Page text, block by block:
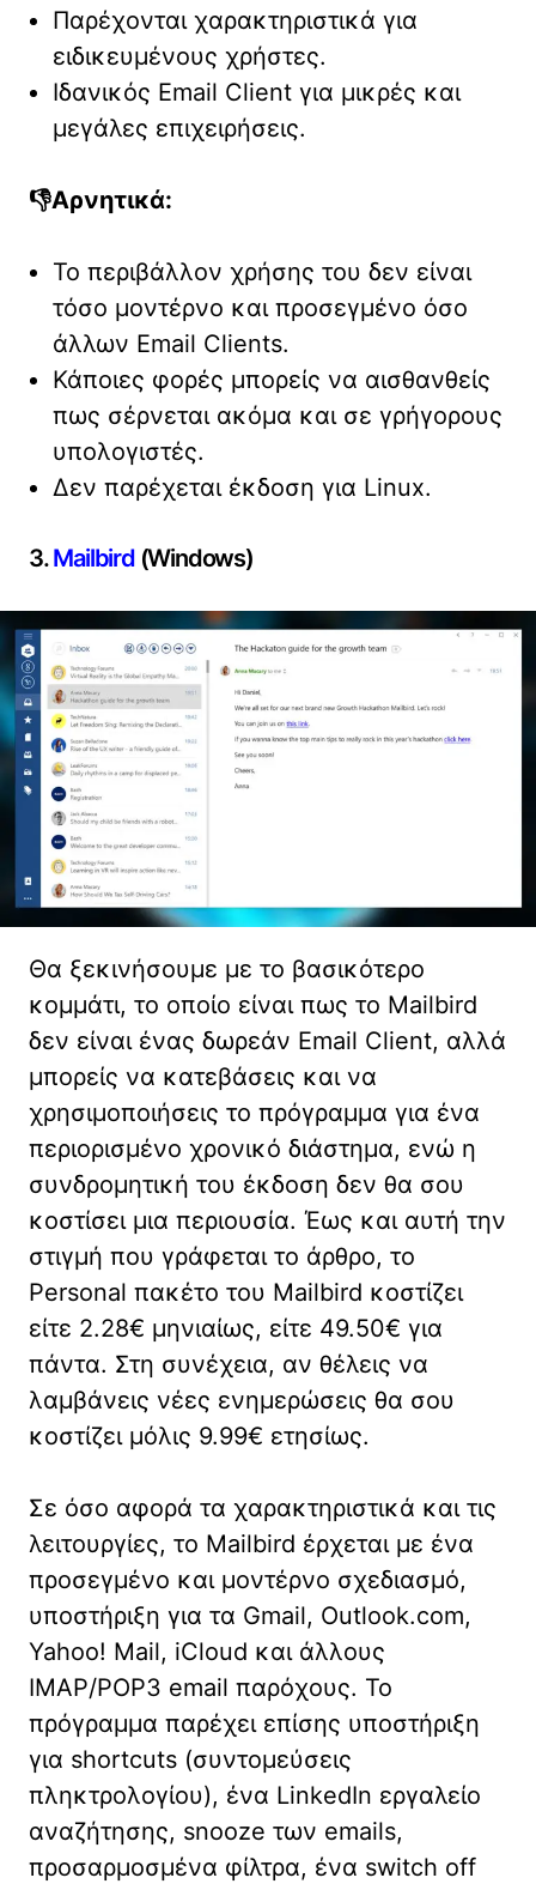
Παρέχονται χαρακτηριστικά για
ειδικευμένους χρήστες.
Ιδανικός Email Client για μικρές και
μεγάλες επιχειρήσεις.
👎Αρνητικά:
Το περιβάλλον χρήσης του δεν είναι
τόσο μοντέρνο και προσεγμένο όσο
άλλων Email Clients.
Κάποιες φορές μπορείς να αισθανθείς
πως σέρνεται ακόμα και σε γρήγορους
υπολογιστές.
Δεν παρέχεται έκδοση για Linux.
3.Mailbird (Windows)
Θα ξεκινήσουμε με το βασικότερο
κομμάτι, το οποίο είναι πως το Mailbird
δεν είναι ένας δωρεάν Email Client, αλλά
μπορείς να κατεβάσεις και να
χρησιμοποιήσεις το πρόγραμμα για ένα
περιορισμένο χρονικό διάστημα, ενώ η
συνδρομητική του έκδοση δεν θα σου
κοστίσει μια περιουσία. Έως και αυτή την
στιγμή που γράφεται το άρθρο, το
Personal πακέτο του Mailbird κοστίζει
είτε 2.28€ μηνιαίως, είτε 49.50€ για
πάντα. Στη συνέχεια, αν θέλεις να
λαμβάνεις νέες ενημερώσεις θα σου
κοστίζει μόλις 9.99€ ετησίως.
Σε όσο αφορά τα χαρακτηριστικά και τις
λειτουργίες, το Mailbird έρχεται με ένα
προσεγμένο και μοντέρνο σχεδιασμό,
υποστήριξη για τα Gmail, Outlook.com,
Yahoo! Mail, iCloud και άλλους
IMAP/POP3 email παρόχους. Το
πρόγραμμα παρέχει επίσης υποστήριξη
για shortcuts (συντομεύσεις
πληκτρολογίου), ένα LinkedIn εργαλείο
αναζήτησης, snooze των emails,
προσαρμοσμένα φίλτρα, ένα switch off